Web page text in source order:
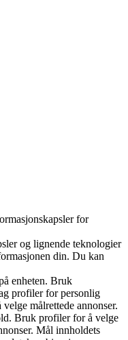
for
og lignende teknologier
din. Du kan
enheten. Bruk
profiler for personlig
målrettede annonser.
Bruk profiler for å velge
Mål innholdets